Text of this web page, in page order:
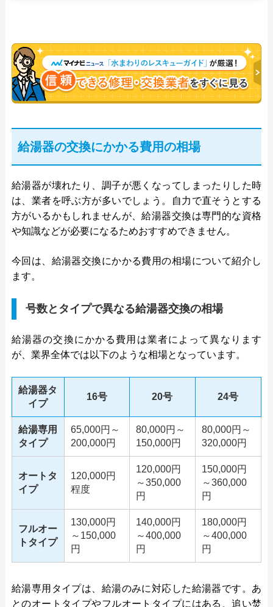
給湯器の交換にかかる費用の相場
給湯器が壊れたり、調子が悪くなってしまったりした時
は、業者を呼ぶ方が多いでしょう。自力で直そうとする
方がいるかもしれませんが、給湯器交換は専門的な資格
や知識などが必要になるためおすすめできません。
今回は、給湯器交換にかかる費用の相場について紹介し
ます。
号数とタイプで異なる給湯器交換の相場
給湯器の交換にかかる費用は業者によって異なります
が、業界全体では以下のような相場となっています。
給湯器タ
イプ
16号 20号 24号
給湯専用
タイプ
65,000円～
200,000円
80,000円～
150,000円
80,000円～
320,000円
オートタ
イプ
120,000円
程度
120,000円
～350,000
円
150,000円
～360,000
円
フルオー
トタイプ
130,000円
～150,000
円
140,000円
～400,000
円
180,000円
～400,000
円
給湯専用タイプは、給湯のみに対応した給湯器です。あ
とのオートタイプやフルオートタイプにはある、追い焚